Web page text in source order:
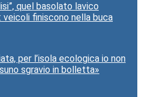
quel basolato lavico
veicoli finiscono nella buca
per l’isola ecologica io non
sgravio in bolletta»